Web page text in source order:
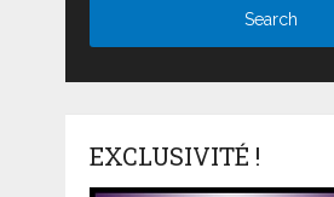
EXCLUSIVITÉ !